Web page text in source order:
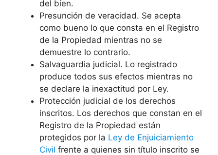
del bien.
Presunción de veracidad. Se acepta
como bueno lo que consta en el Registro
de la Propiedad mientras no se
demuestre lo contrario.
Salvaguardia judicial. Lo registrado
produce todos sus efectos mientras no
se declare la inexactitud por Ley.
Protección judicial de los derechos
inscritos. Los derechos que constan en el
Registro de la Propiedad están
protegidos por la Ley de Enjuiciamiento
Civil frente a quienes sin título inscrito se